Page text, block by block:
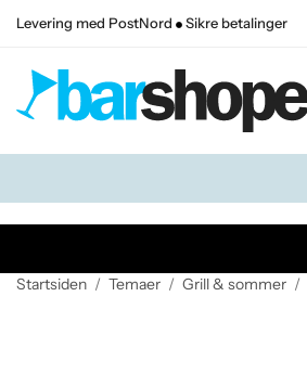
Levering med PostNord Sikre betalinger
Startsiden / Temaer / Grill & sommer /